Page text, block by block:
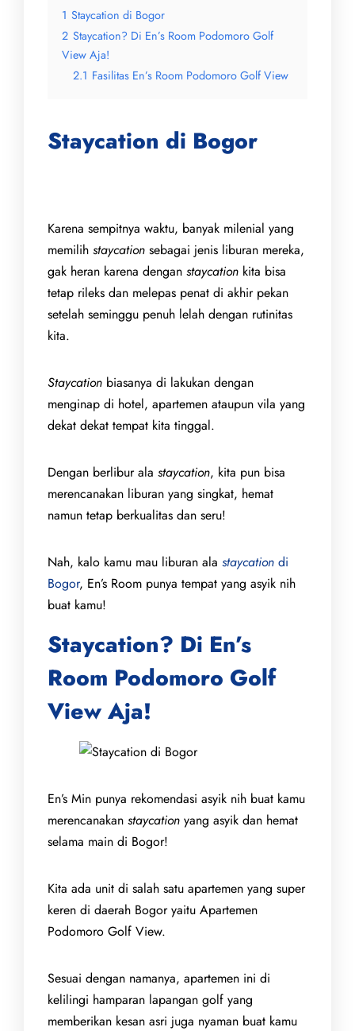
1 Staycation di Bogor
2 Staycation? Di En’s Room Podomoro Golf
View Aja!
2.1 Fasilitas En’s Room Podomoro Golf View
Staycation di Bogor
Karena sempitnya waktu, banyak milenial yang
memilih staycation sebagai jenis liburan mereka,
gak heran karena dengan staycation kita bisa
tetap rileks dan melepas penat di akhir pekan
setelah seminggu penuh lelah dengan rutinitas
kita.
Staycation biasanya di lakukan dengan
menginap di hotel, apartemen ataupun vila yang
dekat dekat tempat kita tinggal.
Dengan berlibur ala staycation, kita pun bisa
merencanakan liburan yang singkat, hemat
namun tetap berkualitas dan seru!
Nah, kalo kamu mau liburan ala staycation di
Bogor, En’s Room punya tempat yang asyik nih
buat kamu!
Staycation? Di En’s
Room Podomoro Golf
View Aja!
En’s Min punya rekomendasi asyik nih buat kamu
merencanakan staycation yang asyik dan hemat
selama main di Bogor!
Kita ada unit di salah satu apartemen yang super
keren di daerah Bogor yaitu Apartemen
Podomoro Golf View.
Sesuai dengan namanya, apartemen ini di
kelilingi hamparan lapangan golf yang
memberikan kesan asri juga nyaman buat kamu